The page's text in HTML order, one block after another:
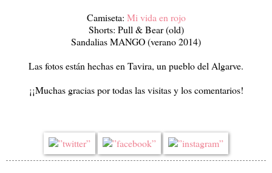
Camiseta: Mi vida en rojo
Shorts: Pull & Bear (old)
Sandalias MANGO (verano 2014)
Las fotos están hechas en Tavira, un pueblo del Algarve.
¡¡Muchas gracias por todas las visitas y los comentarios!